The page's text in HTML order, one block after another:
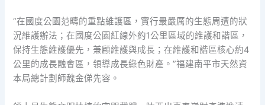
“在國度公園范疇的重點維護區，實行最嚴厲的生態周遭的狀
況維護辦法；在國度公園紅線外約1公里區域的維護和諧區，
保持生態維護優先，兼顧維護與成長；在維護和諧區核心約4
公里的成長融會區，領導成長綠色財產。”福建南平市天然資
本局總計劃師魏金俤先容。